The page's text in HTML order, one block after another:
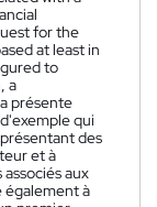
for the
at least in
to
a
présente
qui
des
et à
aux
également à